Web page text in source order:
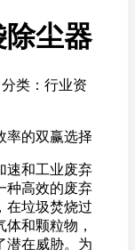
尘器
分类：行业资
率的双赢选择
速和工业废弃
种高效的废弃
在垃圾焚烧过
和颗粒物，
潜在威胁。为